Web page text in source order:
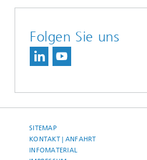
Folgen Sie uns
SITEMAP
KONTAKT | ANFAHRT
INFOMATERIAL